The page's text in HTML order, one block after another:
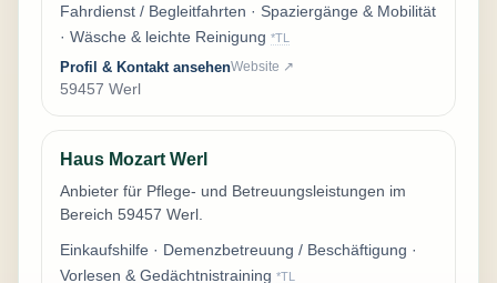
Fahrdienst / Begleitfahrten · Spaziergänge & Mobilität
· Wäsche & leichte Reinigung *TL
Profil & Kontakt ansehenWebsite ↗
59457 Werl
Haus Mozart Werl
Anbieter für Pflege- und Betreuungsleistungen im
Bereich 59457 Werl.
Einkaufshilfe · Demenzbetreuung / Beschäftigung ·
Vorlesen & Gedächtnistraining *TL